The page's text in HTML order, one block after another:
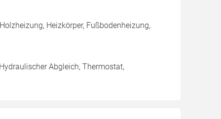
Heizkörper, Fußbodenheizung,
Abgleich, Thermostat,